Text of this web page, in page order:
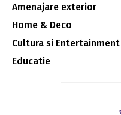
Amenajare exterior
Home & Deco
Cultura si Entertainment
Educatie